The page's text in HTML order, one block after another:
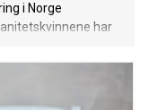
i Norge
har